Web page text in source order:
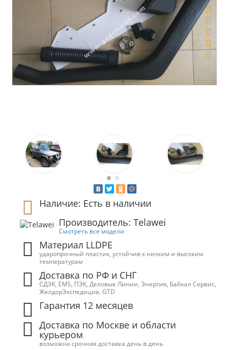
Наличие: Есть в наличии
Производитель: Telawei
Смотреть все модели
Материал LLDPE
ударопрочный пластик, устойчив к низким и высоким
температурам
Доставка по РФ и СНГ
СДЭК, EMS, ПЭК, Деловые Линии, Энергия, Байкал Сервис,
ЖелдорЭкспедиция, GTD
Гарантия 12 месяцев
Доставка по Москве и области
курьером
возможна срочная доставка день в день